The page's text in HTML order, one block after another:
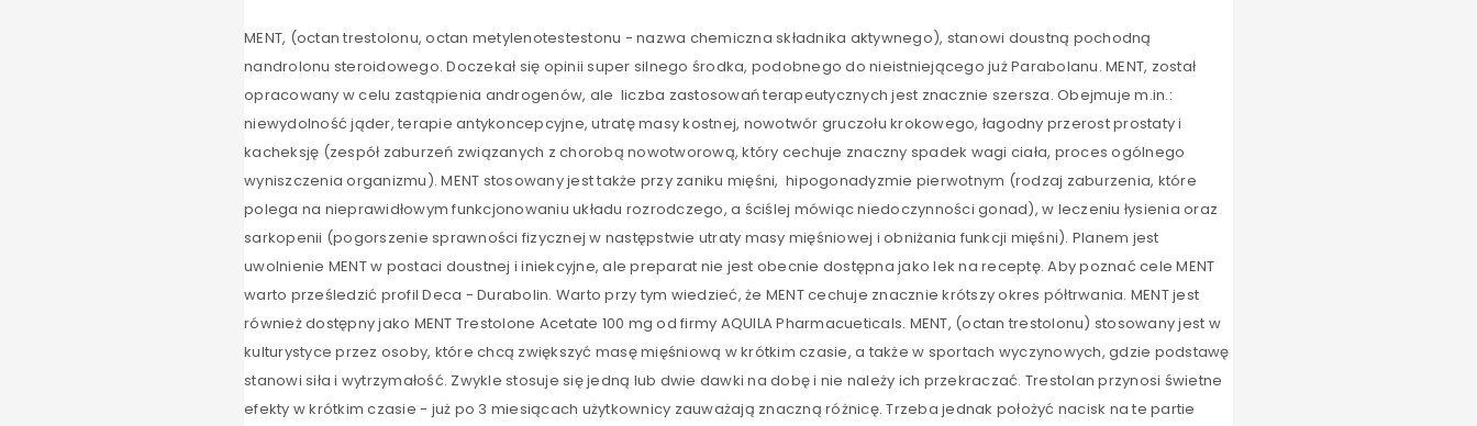
Nazwa użytkownika lub adres e-mail
Hasło*
ZALOGUJ SIĘ
NIE PAMIĘTASZ HASŁA?
MENT, (octan trestolonu, octan metylenotestestonu - nazwa chemiczna składnika aktywnego), stanowi doustną pochodną
nandrolonu steroidowego. Doczekał się opinii super silnego środka, podobnego do nieistniejącego już Parabolanu. MENT, został
opracowany w celu zastąpienia androgenów, ale liczba zastosowań terapeutycznych jest znacznie szersza. Obejmuje m.in.:
niewydolność jąder, terapie antykoncepcyjne, utratę masy kostnej, nowotwór gruczołu krokowego, łagodny przerost prostaty i
kacheksję (zespół zaburzeń związanych z chorobą nowotworową, który cechuje znaczny spadek wagi ciała, proces ogólnego
wyniszczenia organizmu). MENT stosowany jest także przy zaniku mięśni, hipogonadyzmie pierwotnym (rodzaj zaburzenia, które
polega na nieprawidłowym funkcjonowaniu układu rozrodczego, a ściślej mówiąc niedoczynności gonad), w leczeniu łysienia oraz
sarkopenii (pogorszenie sprawności fizycznej w następstwie utraty masy mięśniowej i obniżania funkcji mięśni). Planem jest
uwolnienie MENT w postaci doustnej i iniekcyjne, ale preparat nie jest obecnie dostępna jako lek na receptę. Aby poznać cele MENT
warto prześledzić profil Deca - Durabolin. Warto przy tym wiedzieć, że MENT cechuje znacznie krótszy okres półtrwania. MENT jest
również dostępny jako MENT Trestolone Acetate 100 mg od firmy AQUILA Pharmacueticals. MENT, (octan trestolonu) stosowany jest w
kulturystyce przez osoby, które chcą zwiększyć masę mięśniową w krótkim czasie, a także w sportach wyczynowych, gdzie podstawę
stanowi siła i wytrzymałość. Zwykle stosuje się jedną lub dwie dawki na dobę i nie należy ich przekraczać. Trestolan przynosi świetne
efekty w krótkim czasie - już po 3 miesiącach użytkownicy zauważają znaczną różnicę. Trzeba jednak położyć nacisk na te partie